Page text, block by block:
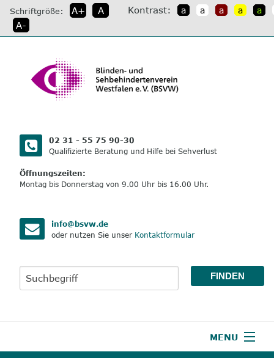
direkt
zum
Inhalt
Schriftgröße: A+
A
A-
Kontrast: a a a a a
02 31 - 55 75 90-30
Qualifizierte Beratung und Hilfe bei Sehverlust
Öffnungszeiten:
Montag bis Donnerstag von 9.00 Uhr bis 16.00 Uhr.
info@bsvw.de
oder nutzen Sie unser Kontaktformular
MENU